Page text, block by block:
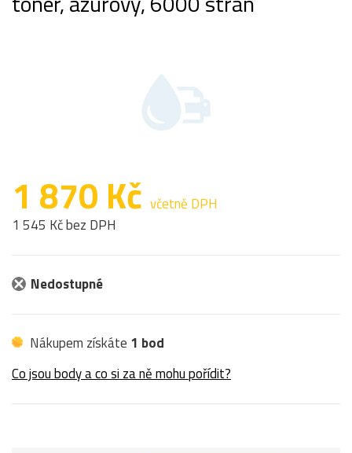
1 870 Kč včetně DPH
1 545 Kč bez DPH
Nedostupné
Nákupem získáte 1 bod
Co jsou body a co si za ně mohu pořídit?